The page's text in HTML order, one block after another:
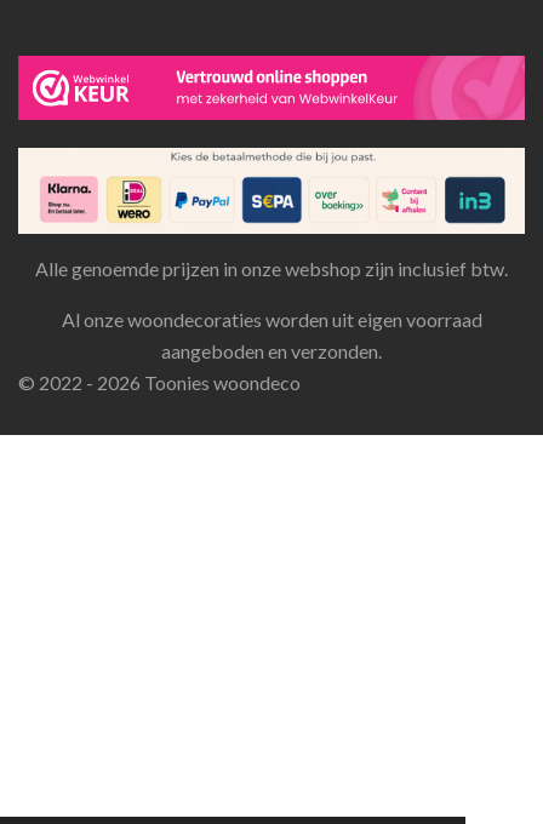
Alle genoemde prijzen in onze webshop zijn inclusief btw.
Al onze woondecoraties worden uit eigen voorraad
aangeboden en verzonden.
© 2022 - 2026 Toonies woondeco